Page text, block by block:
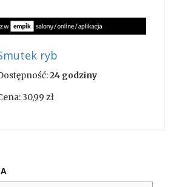
ryb
24 godziny
30,99 zł